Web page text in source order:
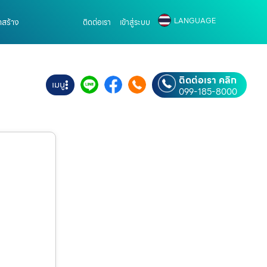
ร้าง ติดต่อเรา เข้าสู่ระบบ LANGUAGE
เมนู ติดต่อเรา คลิก
099-185-8000